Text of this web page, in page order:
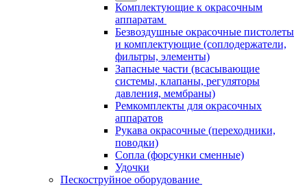
Комплектующие к окрасочным
аппаратам
Безвоздушные окрасочные пистолеты
и комплектующие (соплодержатели,
фильтры, элементы)
Запасные части (всасывающие
системы, клапаны, регуляторы
давления, мембраны)
Ремкомплекты для окрасочных
аппаратов
Рукава окрасочные (переходники,
поводки)
Сопла (форсунки сменные)
Удочки
Пескоструйное оборудование